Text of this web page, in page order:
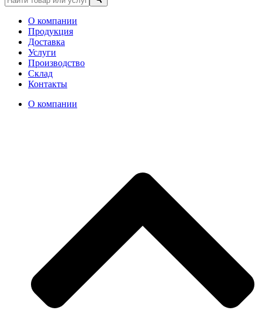
О компании
Продукция
Доставка
Услуги
Производство
Склад
Контакты
О компании